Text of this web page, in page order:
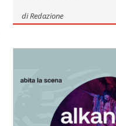
diRedazione